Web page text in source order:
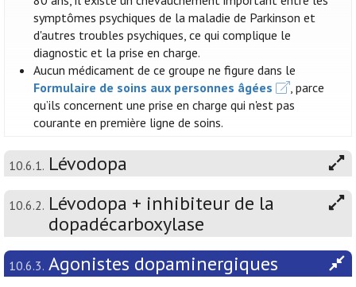
symptômes psychiques de la maladie de Parkinson et
d'autres troubles psychiques, ce qui complique le
diagnostic et la prise en charge.
Aucun médicament de ce groupe ne figure dans le
Formulaire de soins aux personnes âgées
, parce
qu’ils concernent une prise en charge qui n'est pas
courante en première ligne de soins.
10.6.1. Lévodopa
10.6.2. Lévodopa + inhibiteur de la
dopadécarboxylase
10.6.3. Agonistes dopaminergiques